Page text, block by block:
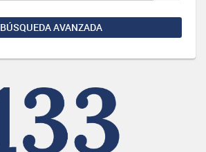
BÚSQUEDA AVANZADA